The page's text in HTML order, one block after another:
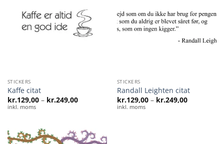
STICKERS
Kaffe citat
kr.129,00 – kr.249,00Prisinterval:
kr.129,00
inkl. moms
STICKERS
Randall Leighten citat
kr.129,00 – kr.249,00
kr.129,00
inkl. moms